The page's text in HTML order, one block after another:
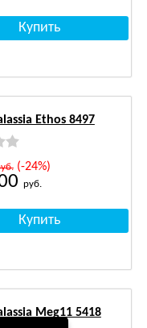
Ethos 8497
(-24%)
руб.
Meg11 5418